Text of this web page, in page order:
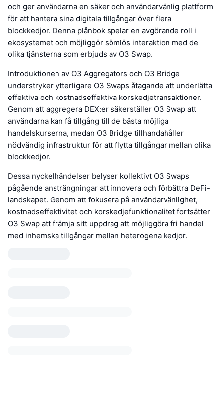
och ger användarna en säker och användarvänlig plattform
för att hantera sina digitala tillgångar över flera
blockkedjor. Denna plånbok spelar en avgörande roll i
ekosystemet och möjliggör sömlös interaktion med de
olika tjänsterna som erbjuds av O3 Swap.
Introduktionen av O3 Aggregators och O3 Bridge
understryker ytterligare O3 Swaps åtagande att underlätta
effektiva och kostnadseffektiva korskedjetransaktioner.
Genom att aggregera DEX:er säkerställer O3 Swap att
användarna kan få tillgång till de bästa möjliga
handelskurserna, medan O3 Bridge tillhandahåller
nödvändig infrastruktur för att flytta tillgångar mellan olika
blockkedjor.
Dessa nyckelhändelser belyser kollektivt O3 Swaps
pågående ansträngningar att innovera och förbättra DeFi-
landskapet. Genom att fokusera på användarvänlighet,
kostnadseffektivitet och korskedjefunktionalitet fortsätter
O3 Swap att främja sitt uppdrag att möjliggöra fri handel
med inhemska tillgångar mellan heterogena kedjor.